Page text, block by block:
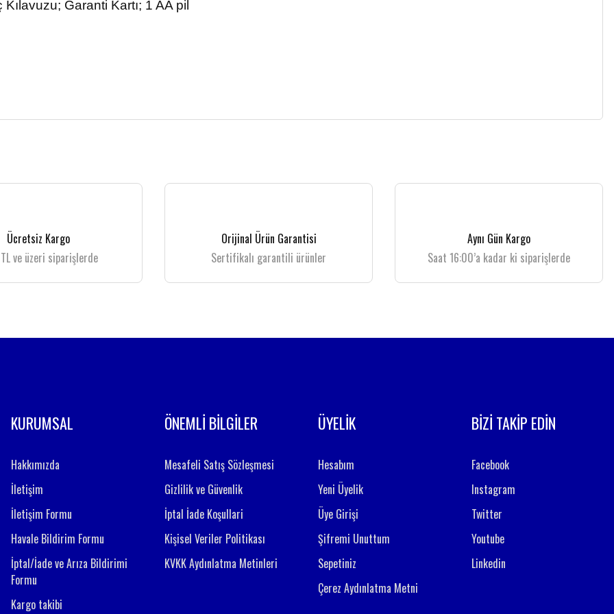
Garanti Kartı; 1 AA pil
Ücretsiz Kargo
ve üzeri siparişlerde
Orijinal Ürün Garantisi
Sertifikalı garantili ürünler
Aynı Gün Kargo
Saat 16:00’a kadar ki siparişlerde
KURUMSAL
Hakkımızda
İletişim
İletişim Formu
Havale Bildirim Formu
İptal/İade ve Arıza Bildirimi
Formu
Kargo takibi
ÖNEMLİ BİLGİLER
Mesafeli Satış Sözleşmesi
Gizlilik ve Güvenlik
İptal İade Koşullari
Kişisel Veriler Politikası
KVKK Aydınlatma Metinleri
ÜYELİK
Hesabım
Yeni Üyelik
Üye Girişi
Şifremi Unuttum
Sepetiniz
Çerez Aydınlatma Metni
BİZİ TAKİP EDİN
Facebook
Instagram
Twitter
Youtube
Linkedin